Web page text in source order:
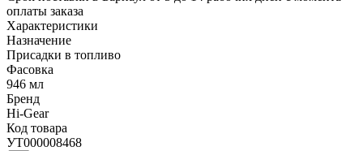
оплаты заказа
Характеристики
Назначение
Присадки в топливо
Фасовка
946 мл
Бренд
Hi-Gear
Код товара
УТ000008468